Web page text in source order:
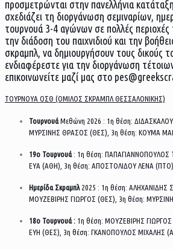
προσμετρώνται στην πανελλήνια
σχεδιάζει τη διοργάνωση σεμιναρίων,
τουρνουά 3-4 αγώνων σε πολλές
την διάδοση του παιχνιδιού και την
σκραμπλ, να δημιουργήσουν τους δικούς
ενδιαφέρεστε για την διοργάνωση
επικοινωνείτε μαζί μας στο
ΤΟΥΡΝΟΥΑ ΟΣΘ (ΟΜΙΛΟΣ ΣΚΡΑΜΠΛ ΘΕΣΣΑΛΟΝΙΚΗΣ)
Τουρνουά Μεθώνη 2026 : 1η θέση:
ΜΥΡΣΙΝΗΣ ΘΡΑΣΟΣ (ΘΕΣ), 3η θέση: ΚΟΥΜΑ
19ο Τουρνουά: 1η θέση: ΠΑΠΑΓΙΑΝΝΟΠΟΥΛΟΣ
ΕΥΑ (ΑΘΗ), 3η θέση: ΑΠΟΣΤΟΛΙΔΟΥ ΛΕΝΑ (ΠΤΟ)
Ημερίδα Σκραμπλ 2025 : 1η θέση: ΑΛΗΧΑΝΙΔΗΣ
ΜΟΥΖΕΒΙΡΗΣ ΓΙΩΡΓΟΣ (ΘΕΣ), 3η θέση:
18ο Τουρνουά : 1η θέση: ΜΟΥΖΕΒΙΡΗΣ
ΕΥΗ (ΘΕΣ), 3η θέση: ΓΚΑΝΟΠΟΥΛΟΣ ΜΙΧΑΛΗΣ